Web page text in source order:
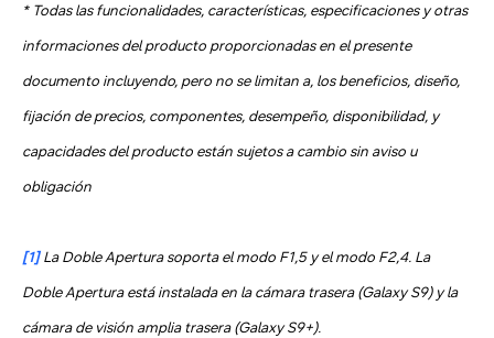
* Todas las funcionalidades, características, especificaciones y otras
informaciones del producto proporcionadas en el presente
documento incluyendo, pero no se limitan a, los beneficios, diseño,
fijación de precios, componentes, desempeño, disponibilidad, y
capacidades del producto están sujetos a cambio sin aviso u
obligación
[1]La Doble Apertura soporta el modo F1,5 y el modo F2,4. La
Doble Apertura está instalada en la cámara trasera (Galaxy S9) y la
cámara de visión amplia trasera (Galaxy S9+).